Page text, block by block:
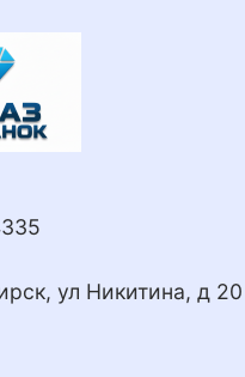
ул Никитина, д 20